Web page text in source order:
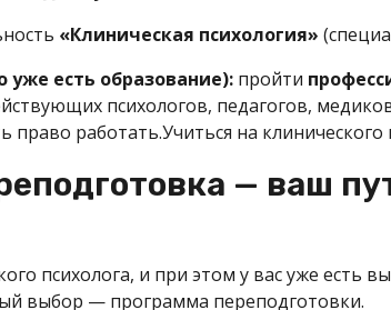
«Клиническая психология»
уже есть образование): пройти
психологов, педагогов,
право работать.Учиться на
— ваш
психолога, и при этом у вас уже есть
выбор — программа переподготовки.